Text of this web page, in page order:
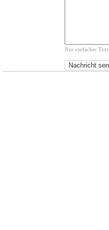
Nur einfacher Text.